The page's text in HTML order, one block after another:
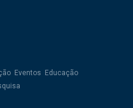
Eventos
Educação